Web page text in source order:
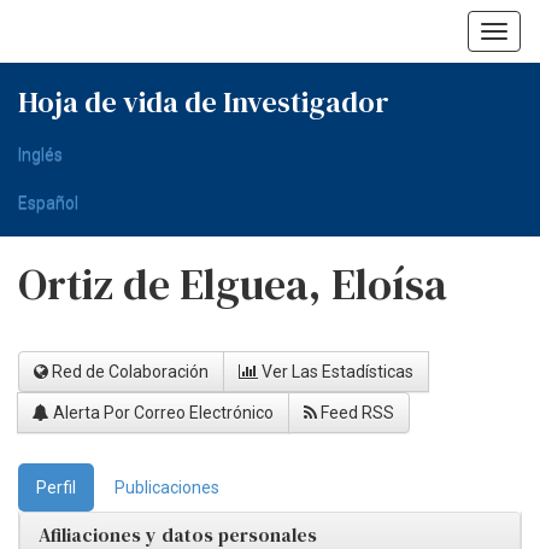
Hoja de vida de Investigador
Inglés
Español
Ortiz de Elguea, Eloísa
Red de Colaboración Ver Las Estadísticas
Alerta Por Correo Electrónico Feed RSS
Perfil Publicaciones
Afiliaciones y datos personales